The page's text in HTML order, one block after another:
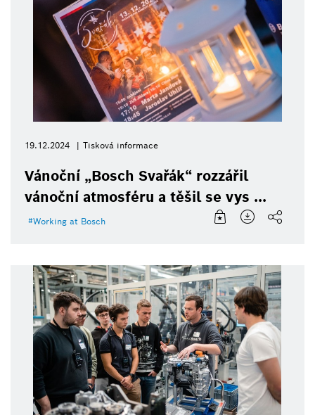
19.12.2024 Tisková informace
Vánoční „Bosch Svařák“ rozzářil
vánoční atmosféru a těšil se vys ...
Working at Bosch